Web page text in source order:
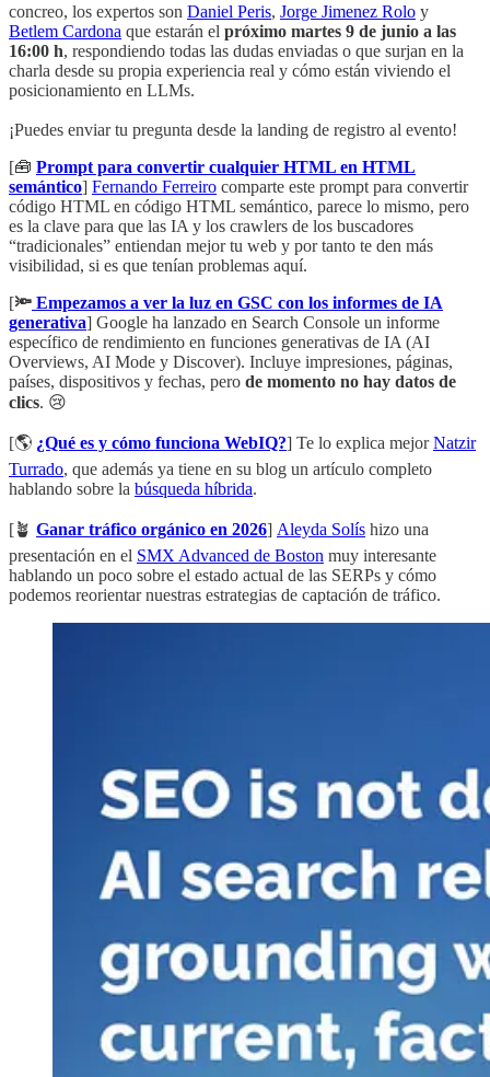
concreo, los expertos son Daniel Peris, Jorge Jimenez Rolo y
Betlem Cardona que estarán el próximo martes 9 de junio a las
16:00 h, respondiendo todas las dudas enviadas o que surjan en la
charla desde su propia experiencia real y cómo están viviendo el
posicionamiento en LLMs.
¡Puedes enviar tu pregunta desde la landing de registro al evento!
[🧰 Prompt para convertir cualquier HTML en HTML
semántico] Fernando Ferreiro comparte este prompt para convertir
código HTML en código HTML semántico, parece lo mismo, pero
es la clave para que las IA y los crawlers de los buscadores
“tradicionales” entiendan mejor tu web y por tanto te den más
visibilidad, si es que tenían problemas aquí.
[🔦 Empezamos a ver la luz en GSC con los informes de IA
generativa] Google ha lanzado en Search Console un informe
específico de rendimiento en funciones generativas de IA (AI
Overviews, AI Mode y Discover). Incluye impresiones, páginas,
países, dispositivos y fechas, pero de momento no hay datos de
clics. 😢
[🌎 ¿Qué es y cómo funciona WebIQ?] Te lo explica mejorNatzir
Turrado, que además ya tiene en su blog un artículo completo
hablando sobre la búsqueda híbrida.
[🪴 Ganar tráfico orgánico en 2026] Aleyda Solís hizo una
presentación en el SMX Advanced de Boston muy interesante
hablando un poco sobre el estado actual de las SERPs y cómo
podemos reorientar nuestras estrategias de captación de tráfico.